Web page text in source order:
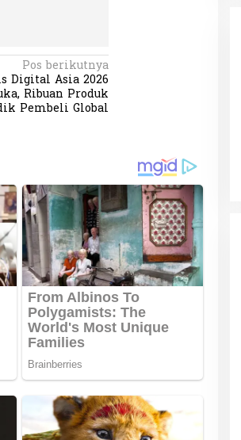
Pos berikutnya
Digital Asia 2026
Ribuan Produk
Pembeli Global